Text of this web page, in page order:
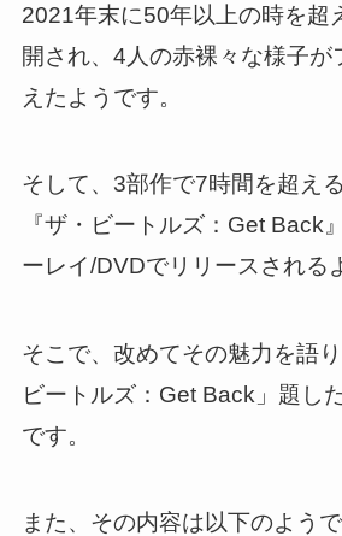
2021年末に50年以上の時を超
開され、4人の赤裸々な様子が
えたようです。
そして、3部作で7時間を超え
『ザ・ビートルズ：Get Back
ーレイ/DVDでリリースされる
そこで、改めてその魅力を語
ビートルズ：Get Back」題し
です。
また、その内容は以下のようで